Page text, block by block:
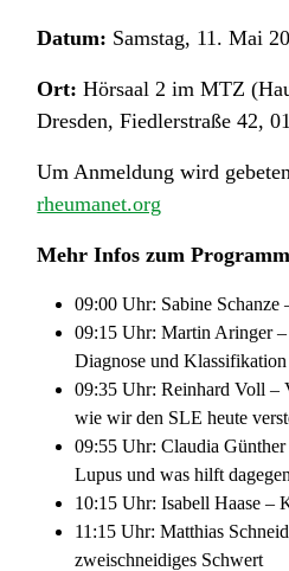
Datum: Samstag, 11. Mai
Ort: Hörsaal 2 im MTZ
Dresden, Fiedlerstraße 42,
Um Anmeldung wird
rheumanet.org
Mehr Infos zum
09:00 Uhr: Sabine Schanze
09:15 Uhr: Martin Aringer
Diagnose und Klassifikation
09:35 Uhr: Reinhard Voll –
wie wir den SLE heute
09:55 Uhr: Claudia
Lupus und was hilft
10:15 Uhr: Isabell Haase –
11:15 Uhr: Matthias
zweischneidiges Schwert